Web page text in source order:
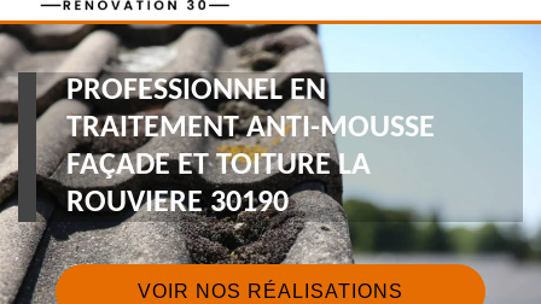
PROFESSIONNEL EN
TRAITEMENT ANTI-MOUSSE
FAÇADE ET TOITURE LA
ROUVIERE 30190
VOIR NOS RÉALISATIONS